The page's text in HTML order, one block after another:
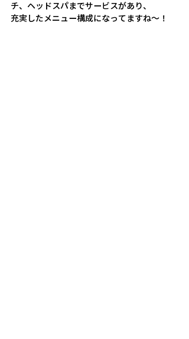
チ、ヘッドスパまでサービスがあり、
充実したメニュー構成になってますね～！